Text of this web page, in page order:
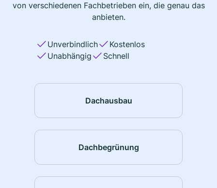
von verschiedenen Fachbetrieben ein, die genau das
anbieten.
Unverbindlich
Kostenlos
Unabhängig
Schnell
Dachausbau
Dachbegrünung